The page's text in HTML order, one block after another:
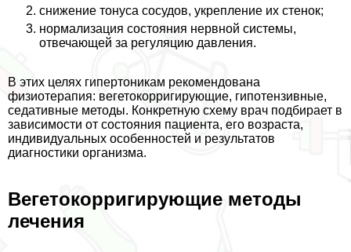
снижение тонуса сосудов, укрепление их стенок;
нормализация состояния нервной системы,
отвечающей за регуляцию давления.
В этих целях гипертоникам рекомендована
физиотерапия: вегетокорригирующие, гипотензивные,
седативные методы. Конкретную схему врач подбирает в
зависимости от состояния пациента, его возраста,
индивидуальных особенностей и результатов
диагностики организма.
Вегетокорригирующие методы
лечения